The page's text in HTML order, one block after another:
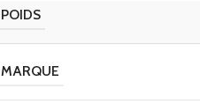
POIDS
MARQUE